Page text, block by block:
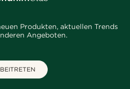
Produkten, aktuellen Trends
Angeboten.
BEITRETEN